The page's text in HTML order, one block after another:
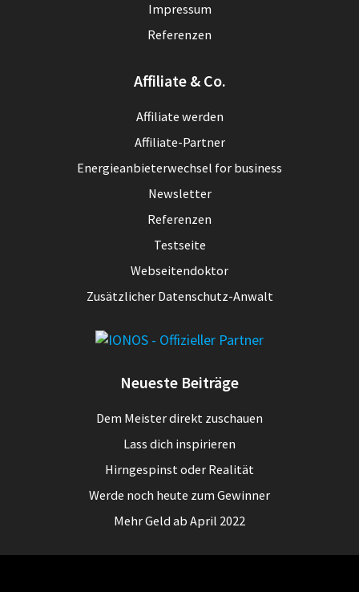
Impressum
Referenzen
Affiliate & Co.
Affiliate werden
Affiliate-Partner
Energieanbieterwechsel for business
Newsletter
Referenzen
Testseite
Webseitendoktor
Zusätzlicher Datenschutz-Anwalt
Neueste Beiträge
Dem Meister direkt zuschauen
Lass dich inspirieren
Hirngespinst oder Realität
Werde noch heute zum Gewinner
Mehr Geld ab April 2022